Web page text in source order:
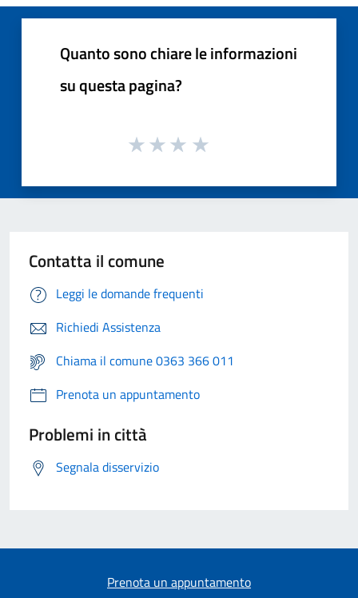
Quanto sono chiare le informazioni
su questa pagina?
Contatta il comune
Leggi le domande frequenti
Richiedi Assistenza
Chiama il comune 0363 366 011
Prenota un appuntamento
Problemi in città
Segnala disservizio
Prenota un appuntamento